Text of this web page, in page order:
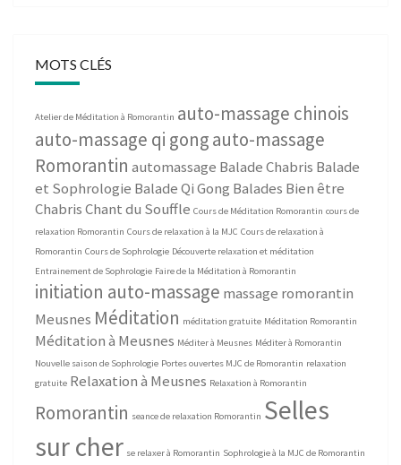
MOTS CLÉS
Atelier de Méditation à Romorantin auto-massage chinois
auto-massage qi gongauto-massage
Romorantin automassage Balade Chabris Balade
et Sophrologie Balade Qi Gong Balades Bien être
ChabrisChant du Souffle Cours de Méditation Romorantin cours de
relaxation Romorantin Cours de relaxation à la MJC Cours de relaxation à
Romorantin Cours de Sophrologie Découverte relaxation et méditation
Entrainement de Sophrologie Faire de la Méditation à Romorantin
initiation auto-massage massage romorantin
Meusnes Méditation méditation gratuite Méditation Romorantin
Méditation à Meusnes Méditer à Meusnes Méditer à Romorantin
Nouvelle saison de Sophrologie Portes ouvertes MJC de Romorantin relaxation
gratuite Relaxation à Meusnes Relaxation à Romorantin
Romorantin seance de relaxation Romorantin Selles
sur cher se relaxer à Romorantin Sophrologie à la MJC de Romorantin